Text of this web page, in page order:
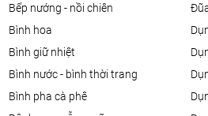
bếp nướng - nồi chiên
bình hoa
bình giữ nhiệt
bình nước - bình thời trang
bình pha cà phê